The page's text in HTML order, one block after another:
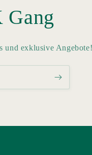
Gang
und exklusive